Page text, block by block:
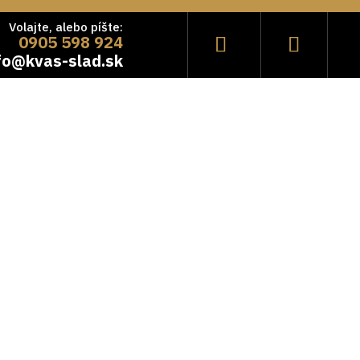
Volajte, alebo píšte:
0905 598 924
slad.sk